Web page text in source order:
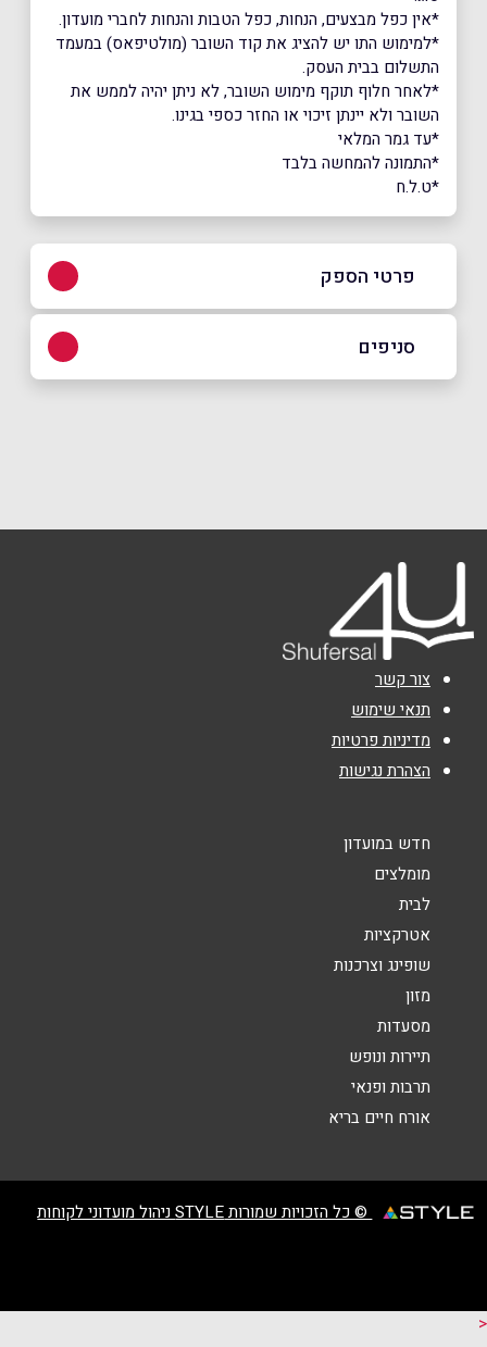
*אין כפל מבצעים, הנחות, כפל הטבות והנחות לחברי מועדון.
*למימוש התו יש להציג את קוד השובר (מולטיפאס) במעמד
התשלום בבית העסק.
*לאחר חלוף תוקף מימוש השובר, לא ניתן יהיה לממש את
השובר ולא יינתן זיכוי או החזר כספי בגינו.
*עד גמר המלאי
*התמונה להמחשה בלבד
*ט.ל.ח
פרטי הספק
באתר בפייסבוק באינסטגרם
טלפון
אימייל*
נושא*
אנא חזרו אלי בקשר ל...
סניפים
צור קשר
תנאי שימוש
מדיניות פרטיות
הצהרת נגישות
חדש במועדון
מומלצים
לבית
אטרקציות
שופינג וצרכנות
מזון
מסעדות
תיירות ונופש
תרבות ופנאי
אורח חיים בריא
© כל הזכויות שמורות STYLE ניהול מועדוני לקוחות
<